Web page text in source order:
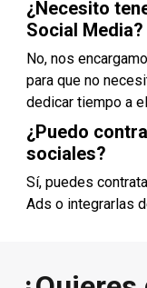
¿Necesito
Social Media?
No, nos
para que no
dedicar tiempo a
¿Puedo
sociales?
Sí, puedes
Ads o integrarlas